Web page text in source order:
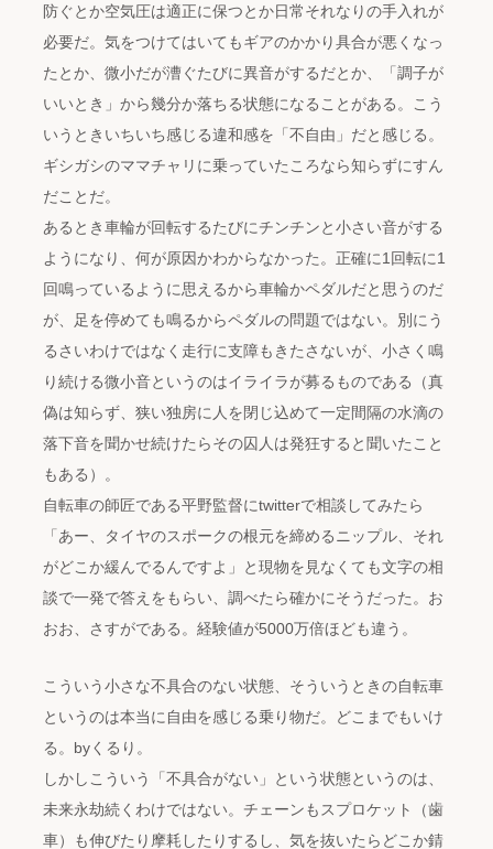
防ぐとか空気圧は適正に保つとか日常それなりの手入れが
必要だ。気をつけてはいてもギアのかかり具合が悪くなっ
たとか、微小だが漕ぐたびに異音がするだとか、「調子が
いいとき」から幾分か落ちる状態になることがある。こう
いうときいちいち感じる違和感を「不自由」だと感じる。
ギシガシのママチャリに乗っていたころなら知らずにすん
だことだ。
あるとき車輪が回転するたびにチンチンと小さい音がする
ようになり、何が原因かわからなかった。正確に1回転に1
回鳴っているように思えるから車輪かペダルだと思うのだ
が、足を停めても鳴るからペダルの問題ではない。別にう
るさいわけではなく走行に支障もきたさないが、小さく鳴
り続ける微小音というのはイライラが募るものである（真
偽は知らず、狭い独房に人を閉じ込めて一定間隔の水滴の
落下音を聞かせ続けたらその囚人は発狂すると聞いたこと
もある）。
自転車の師匠である平野監督にtwitterで相談してみたら
「あー、タイヤのスポークの根元を締めるニップル、それ
がどこか緩んでるんですよ」と現物を見なくても文字の相
談で一発で答えをもらい、調べたら確かにそうだった。お
おお、さすがである。経験値が5000万倍ほども違う。
こういう小さな不具合のない状態、そういうときの自転車
というのは本当に自由を感じる乗り物だ。どこまでもいけ
る。byくるり。
しかしこういう「不具合がない」という状態というのは、
未来永劫続くわけではない。チェーンもスプロケット（歯
車）も伸びたり摩耗したりするし、気を抜いたらどこか錆